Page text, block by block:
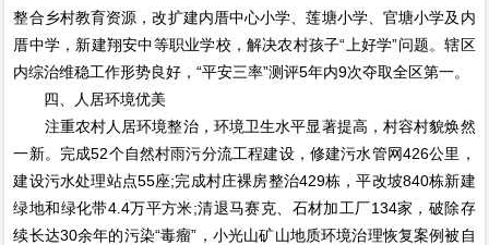
整合乡村教育资源，改扩建内厝中心小学、莲塘小学、官塘小学及内
厝中学，新建翔安中等职业学校，解决农村孩子“上好学”问题。辖区
内综治维稳工作形势良好，“平安三率”测评5年内9次夺取全区第一。
四、人居环境优美
注重农村人居环境整治，环境卫生水平显著提高，村容村貌焕然
一新。完成52个自然村雨污分流工程建设，修建污水管网426公里，
建设污水处理站点55座;完成村庄裸房整治429栋，平改坡840栋新建
绿地和绿化带4.4万平方米;清退马赛克、石材加工厂134家，破除存
续长达30余年的污染“毒瘤”，小光山矿山地质环境治理恢复案例被自